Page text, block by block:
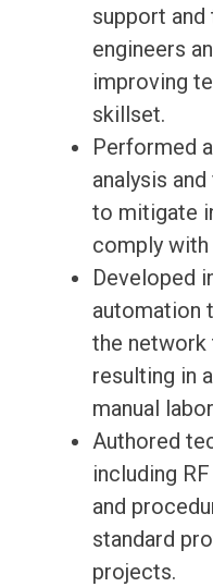
support
engineers
improving
skillset.
Performed
analysis
to mitigate
comply with
Developed
automation
the network
resulting in
manual
Authored
including
and
standard
projects.